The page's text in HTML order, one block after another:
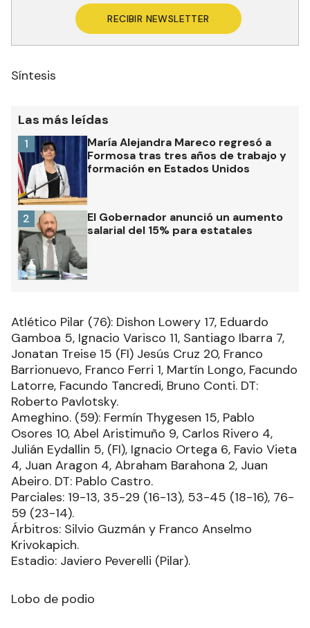
RECIBIR NEWSLETTER
Síntesis
Las más leídas
María Alejandra Mareco regresó a
Formosa tras tres años de trabajo y
formación en Estados Unidos
1
El Gobernador anunció un aumento
salarial del 15% para estatales
2
Atlético Pilar (76): Dishon Lowery 17, Eduardo
Gamboa 5, Ignacio Varisco 11, Santiago Ibarra 7,
Jonatan Treise 15 (FI) Jesús Cruz 20, Franco
Barrionuevo, Franco Ferri 1, Martín Longo, Facundo
Latorre, Facundo Tancredi, Bruno Conti. DT:
Roberto Pavlotsky.
Ameghino. (59): Fermín Thygesen 15, Pablo
Osores 10, Abel Aristimuño 9, Carlos Rivero 4,
Julián Eydallin 5, (FI), Ignacio Ortega 6, Favio Vieta
4, Juan Aragon 4, Abraham Barahona 2, Juan
Abeiro. DT: Pablo Castro.
Parciales: 19-13, 35-29 (16-13), 53-45 (18-16), 76-
59 (23-14).
Árbitros: Silvio Guzmán y Franco Anselmo
Krivokapich.
Estadio: Javiero Peverelli (Pilar).
Lobo de podio